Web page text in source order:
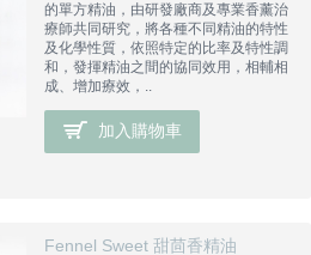
的單方精油，由研發廠商及專業香薰治
療師共同研究，將各種不同精油的特性
及化學性質，依照特定的比率及特性調
和，發揮精油之間的協同效用，相輔相
成、增加療效，..
加入購物車
Fennel Sweet 甜茴香精油